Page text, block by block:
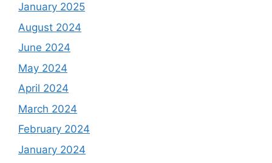
January 2025
August 2024
June 2024
May 2024
April 2024
March 2024
February 2024
January 2024